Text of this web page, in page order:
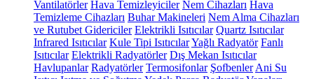
Vantilatörler Hava Temizleyiciler Nem Cihazları Hava
Temizleme Cihazları Buhar Makineleri Nem Alma Cihazları
ve Rutubet Gidericiler Elektrikli Isıtıcılar Quartz Isıtıcılar
Infrared Isıtıcılar Kule Tipi IsıtıcılarYağlı Radyatör Fanlı
Isıtıcılar Elektrikli Radyatörler Dış Mekan Isıtıcılar
Havlupanlar Radyatörler Termosifonlar Şofbenler Ani Su